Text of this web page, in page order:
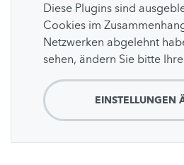
Diese Plugins sind
Cookies im
Netzwerken abgelehnt
sehen, ändern Sie bitte
EINSTELLUNGEN